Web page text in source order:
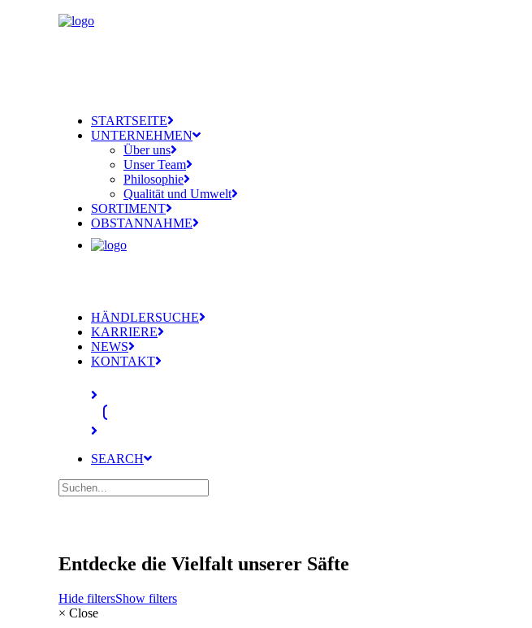
STARTSEITE
UNTERNEHMEN
Über uns
Unser Team
Philosophie
Qualität und Umwelt
SORTIMENT
OBSTANNAHME
HÄNDLERSUCHE
KARRIERE
NEWS
KONTAKT
SEARCH
Entdecke die Vielfalt unserer Säfte
Hide filtersShow filters
× Close